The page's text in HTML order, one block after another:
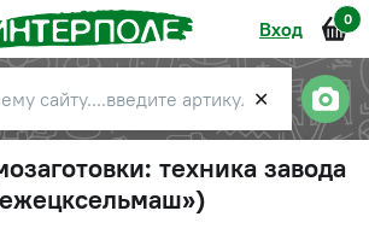
Вход 0
✕
техника завода